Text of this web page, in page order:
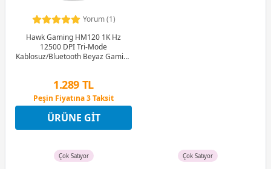
Yorum (1)
Hawk Gaming HM120 1K Hz
12500 DPI Tri-Mode
Kablosuz/Bluetooth Beyaz Gaming
1.289 TL
Peşin Fiyatına 3 Taksit
12 Ay x 152 TL taksitle
Peşin Fiyatına 3 Taksit
ÜRÜNE GIT
Çok Satıyor Çok Satıyor